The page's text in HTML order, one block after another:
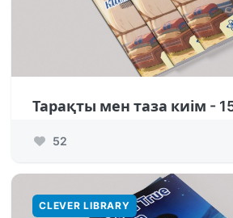
Тарақты мен таза киім -
52
CLEVER LIBRARY